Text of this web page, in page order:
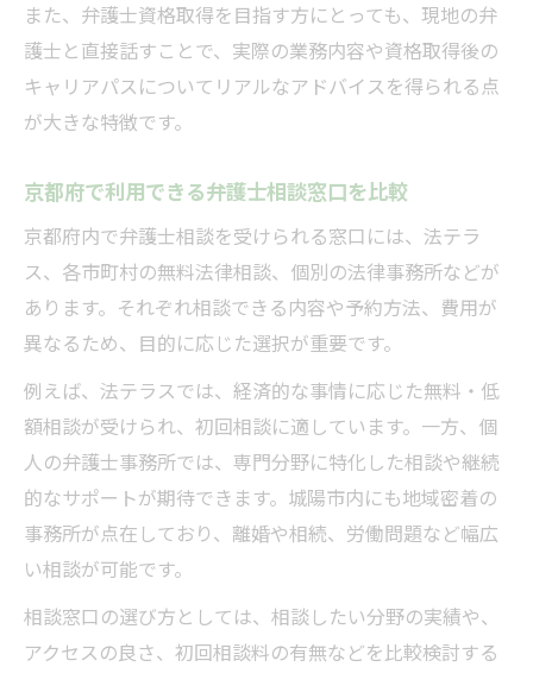
また、弁護士資格取得を目指す方にとっても、現地の弁
護士と直接話すことで、実際の業務内容や資格取得後の
キャリアパスについてリアルなアドバイスを得られる点
が大きな特徴です。
京都府で利用できる弁護士相談窓口を比較
京都府内で弁護士相談を受けられる窓口には、法テラ
ス、各市町村の無料法律相談、個別の法律事務所などが
あります。それぞれ相談できる内容や予約方法、費用が
異なるため、目的に応じた選択が重要です。
例えば、法テラスでは、経済的な事情に応じた無料・低
額相談が受けられ、初回相談に適しています。一方、個
人の弁護士事務所では、専門分野に特化した相談や継続
的なサポートが期待できます。城陽市内にも地域密着の
事務所が点在しており、離婚や相続、労働問題など幅広
い相談が可能です。
相談窓口の選び方としては、相談したい分野の実績や、
アクセスの良さ、初回相談料の有無などを比較検討する